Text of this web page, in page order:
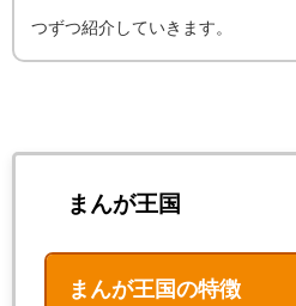
つずつ紹介していきます。
まんが王国
まんが王国の特徴